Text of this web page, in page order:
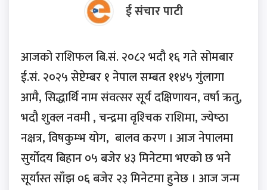
ई संचार पाटी
आजको राशिफल बि.सं. २०८२ भदौ १६ गते सोमबार
ई.सं. २०२५ सेप्टेम्बर १ नेपाल सम्बत ११४५ गुंलागा
आमै, सिद्धार्थि नाम संवत्सर सूर्य दक्षिणायन, वर्षा ऋतु,
भदौ शुक्ल नवमी , चन्द्रमा वृश्‍चिक राशिमा, ज्‍येष्‍ठा
नक्षत्र, विषकुम्‍भ योग, बालव करण । आज नेपालमा
सुर्योदय बिहान ०५ बजेर ४३ मिनेटमा भएको छ भने
सूर्यास्त साँझ ०६ बजेर २३ मिनेटमा हुनेछ । आज जन्म